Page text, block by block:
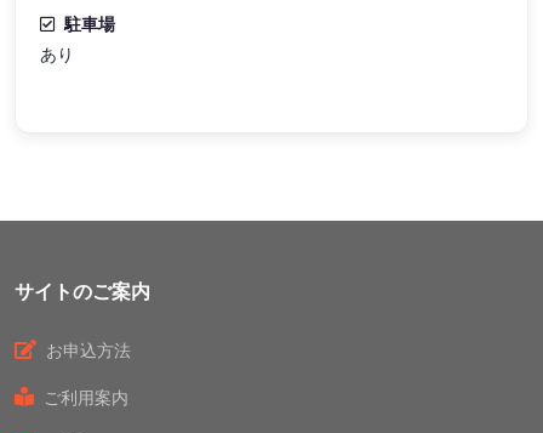
駐車場
あり
サイトのご案内
お申込方法
ご利用案内